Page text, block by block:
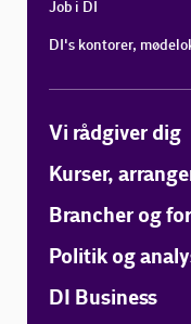
Job i DI
DI's kontorer,
Vi rådgiver dig
Kurser,
Brancher og
Politik og
DI Business